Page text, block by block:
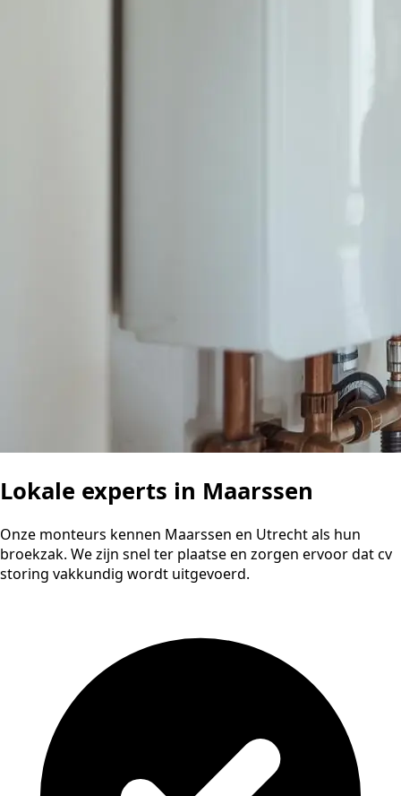
Lokale experts in Maarssen
Onze monteurs kennen Maarssen en Utrecht als hun
broekzak. We zijn snel ter plaatse en zorgen ervoor dat cv
storing vakkundig wordt uitgevoerd.